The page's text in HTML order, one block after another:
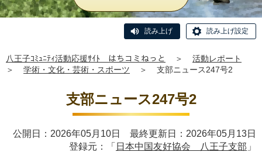
読み上げ 読み上げ設定
八王子ｺﾐｭﾆﾃｨ活動応援ｻｲﾄ はちコミねっと ＞
活動レポート
＞
学術・文化・芸術・スポーツ ＞ 支部ニュース247号2
支部ニュース247号2
公開日：2026年05月10日 最終更新日：2026年05月13日
登録元：「 日本中国友好協会 八王子支部 」